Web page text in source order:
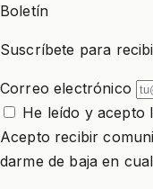
Boletín
Suscríbete para
Correo electrónico
He leído y acepto
Acepto recibir
darme de baja en